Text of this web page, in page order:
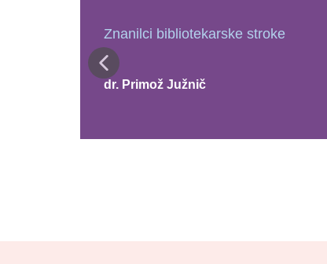
Znanilci bibliotekarske stroke
dr. Primož Južnič